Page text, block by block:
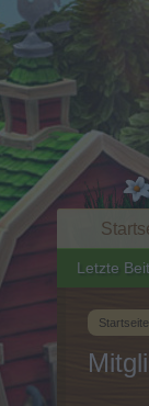
Startseite
Letzte